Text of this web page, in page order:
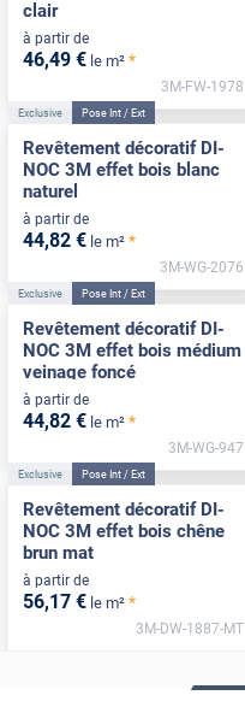
clair
à partir de
46,49 € le m² *
3M-FW-1978
Exclusive Pose Int / Ext
Revêtement décoratif DI-
NOC 3M effet bois blanc
naturel
à partir de
44,82 € le m² *
3M-WG-2076
Exclusive Pose Int / Ext
Revêtement décoratif DI-
NOC 3M effet bois médium
veinage foncé
à partir de
44,82 € le m² *
3M-WG-947
Exclusive Pose Int / Ext
Revêtement décoratif DI-
NOC 3M effet bois chêne
brun mat
à partir de
56,17 € le m² *
3M-DW-1887-MT